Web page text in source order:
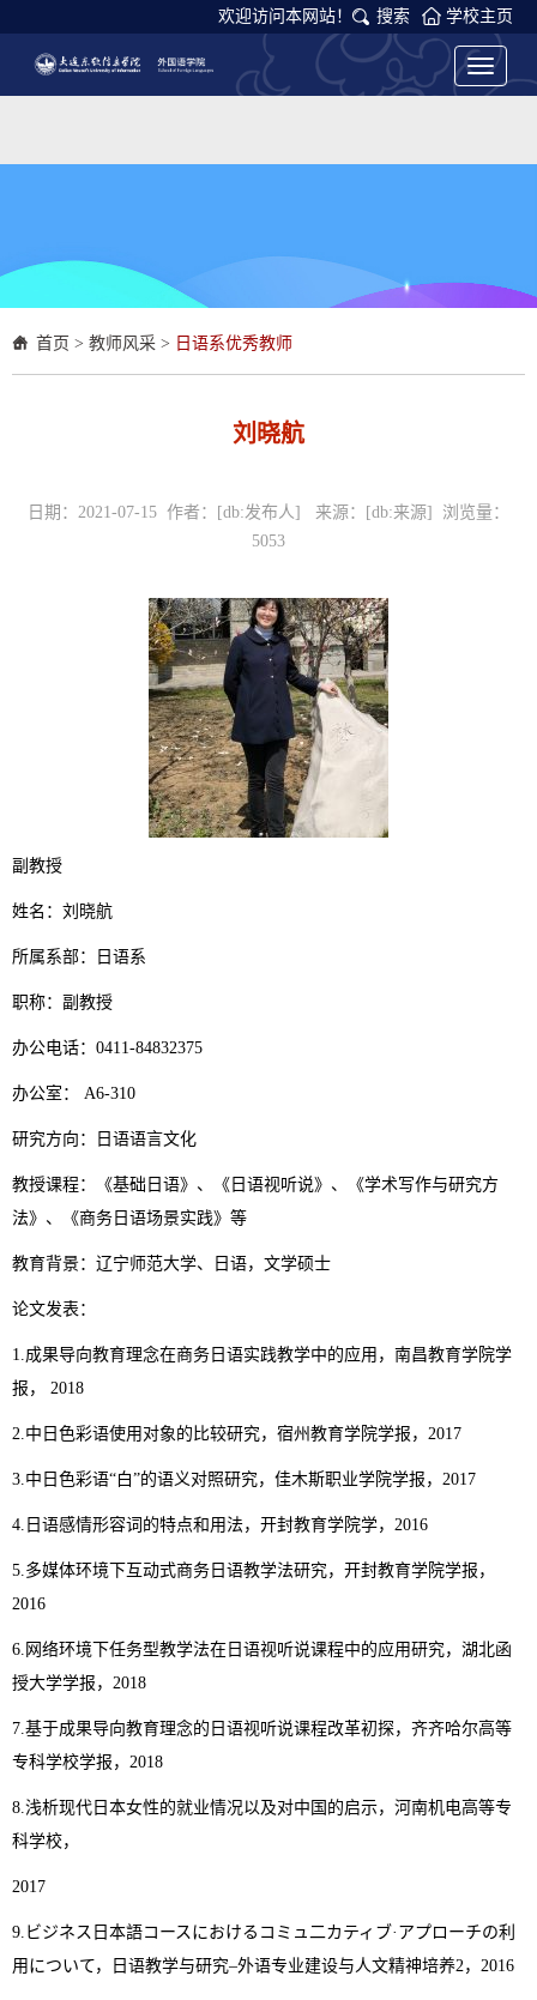
欢迎访问本网站！ 搜索 学校主页
Toggle
首页 > 教师风采 > 日语系优秀教师
刘晓航
日期：2021-07-15 作者：[db:发布人] 来源：[db:来源] 浏览量：
5053
副教授
姓名：刘晓航
所属系部：日语系
职称：副教授
办公电话：0411-84832375
办公室： A6-310
研究方向：日语语言文化
教授课程：《基础日语》、《日语视听说》、《学术写作与研究方
法》、《商务日语场景实践》等
教育背景：辽宁师范大学、日语，文学硕士
论文发表：
1.成果导向教育理念在商务日语实践教学中的应用，南昌教育学院学
报， 2018
2.中日色彩语使用对象的比较研究，宿州教育学院学报，2017
3.中日色彩语“白”的语义对照研究，佳木斯职业学院学报，2017
4.日语感情形容词的特点和用法，开封教育学院学，2016
5.多媒体环境下互动式商务日语教学法研究，开封教育学院学报，
2016
6.网络环境下任务型教学法在日语视听说课程中的应用研究，湖北函
授大学学报，2018
7.基于成果导向教育理念的日语视听说课程改革初探，齐齐哈尔高等
专科学校学报，2018
8.浅析现代日本女性的就业情况以及对中国的启示，河南机电高等专
科学校，
2017
9.ビジネス日本語コースにおけるコミュ二カティブ·アプローチの利
用について，日语教学与研究–外语专业建设与人文精神培养2，2016